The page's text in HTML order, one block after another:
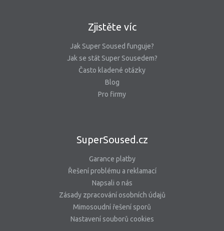
Zjistěte víc
Jak Super Soused funguje?
Jak se stát Super Sousedem?
Často kladené otázky
Blog
Pro firmy
SuperSoused.cz
Garance platby
Řešení problému a reklamací
Napsali o nás
Zásady zpracování osobních údajů
Mimosoudní řešení sporů
Nastavení souborů cookies